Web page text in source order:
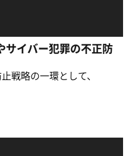
イバー犯罪の不正防
戦略の一環として、